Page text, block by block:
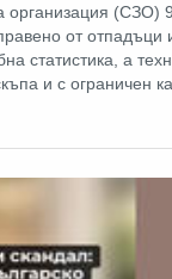
организация (СЗО)
от отпадъци
статистика, а
и с ограничен